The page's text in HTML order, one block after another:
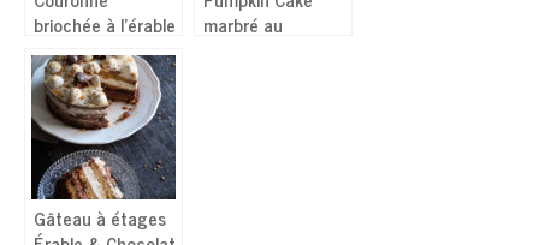
briochée à l’érable
marbré au
Gâteau à étages